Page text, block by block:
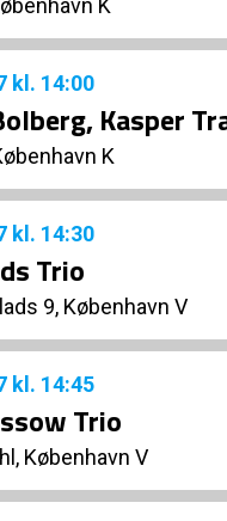
K
kl. 14:00
Kasper
K
kl. 14:30
Trio
9, København V
kl. 14:45
Trio
København V